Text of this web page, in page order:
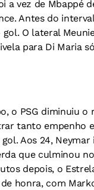
a vez de Mbappé
Antes do
O lateral
para Di Maria
o PSG diminuiu o
tanto empenho
Aos 24, Neymar
que culminou
depois, o
honra, com